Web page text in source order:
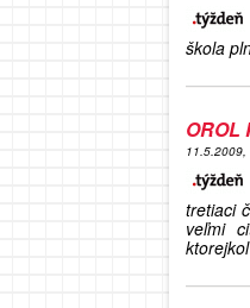
škola
OROL
11.5.2009,
tretiaci
veľmi